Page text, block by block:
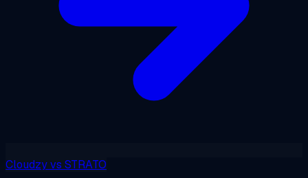
Cloudzyvs STRATO